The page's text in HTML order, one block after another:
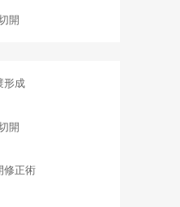
開
形成
開
修正術